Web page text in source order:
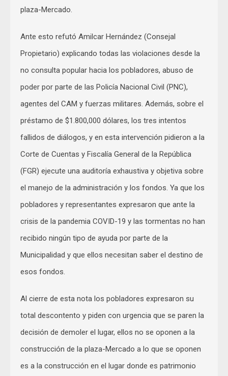
plaza-Mercado.
Ante esto refutó Amilcar Hernández (Consejal
Propietario) explicando todas las violaciones desde la
no consulta popular hacia los pobladores, abuso de
poder por parte de las Policía Nacional Civil (PNC),
agentes del CAM y fuerzas militares. Además, sobre el
préstamo de $1.800,000 dólares, los tres intentos
fallidos de diálogos, y en esta intervención pidieron a la
Corte de Cuentas y Fiscalía General de la República
(FGR) ejecute una auditoría exhaustiva y objetiva sobre
el manejo de la administración y los fondos. Ya que los
pobladores y representantes expresaron que ante la
crisis de la pandemia COVID-19 y las tormentas no han
recibido ningún tipo de ayuda por parte de la
Municipalidad y que ellos necesitan saber el destino de
esos fondos.
Al cierre de esta nota los pobladores expresaron su
total descontento y piden con urgencia que se paren la
decisión de demoler el lugar, ellos no se oponen a la
construcción de la plaza-Mercado a lo que se oponen
es a la construcción en el lugar donde es patrimonio